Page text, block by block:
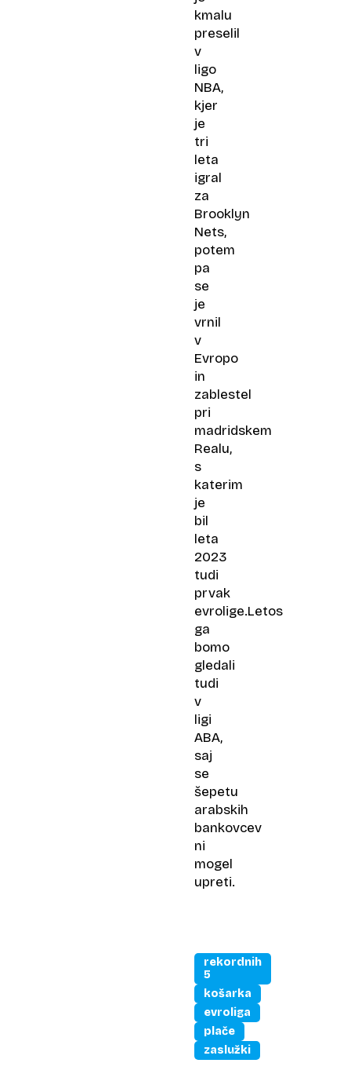
kmalu
preselil
v
ligo
NBA,
kjer
je
tri
leta
igral
za
Brooklyn
Nets,
potem
pa
se
je
vrnil
v
Evropo
in
zablestel
pri
madridskem
Realu,
s
katerim
je
bil
leta
2023
tudi
prvak
evrolige.Letos
ga
bomo
gledali
tudi
v
ligi
ABA,
saj
se
šepetu
arabskih
bankovcev
ni
mogel
upreti.
rekordnih
5
košarka
evroliga
plače
zaslužki